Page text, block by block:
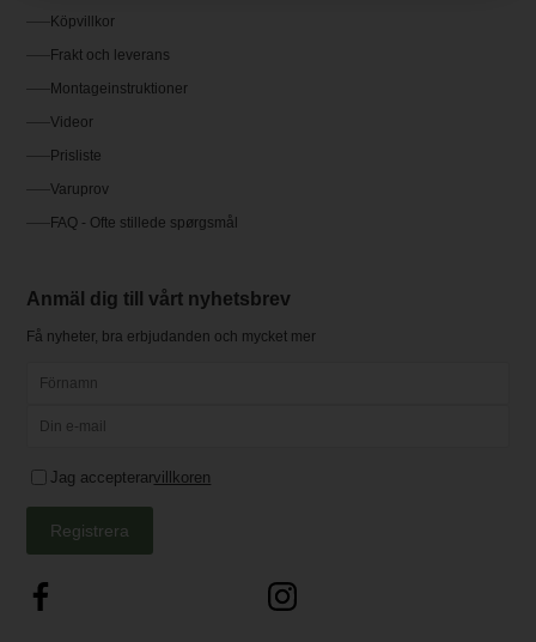
Köpvillkor
Frakt och leverans
Montageinstruktioner
Videor
Prisliste
Varuprov
FAQ - Ofte stillede spørgsmål
Anmäl dig till vårt nyhetsbrev
Få nyheter, bra erbjudanden och mycket mer
Jag accepterarvillkoren
Registrera